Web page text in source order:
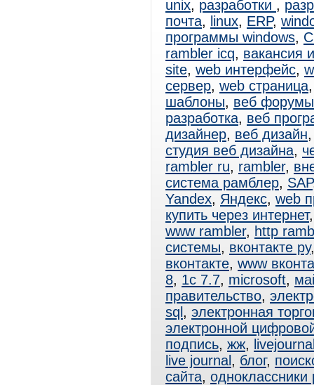
unix, разработки ,
почта, linux, ERP,
программы windows,
rambler icq, вакансия
site, web интерфейс,
сервер, web страница
шаблоны, веб форумы
разработка, веб
дизайнер, веб дизайн
студия веб дизайна,
rambler ru, rambler,
система рамблер, SAP
Yandex, Яндекс, web
купить через интернет
www rambler, http
системы, вконтакте ру
вконтакте, www
8, 1с 7.7, microsoft,
правительство,
sql , электронная
электронной
подпись, жж,
live journal , блог,
сайта, одноклассники